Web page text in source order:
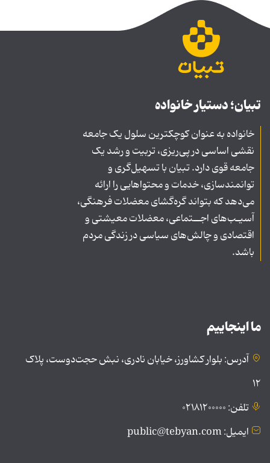
تبیان؛ دستیار خانواده
خانواده به عنوان کوچکترین سلول یک جامعه
نقشی اساسی در پی‌ریزی، تربیت و رشد یک
جامعه قوی دارد. تبیان با تسهیل‌گری و
توانمندسازی، خدمات و محتواهایی را ارائه
می‌دهد که بتواند گره‌گشای معضلات فرهنگی،
آسیـب‌های اجــتماعی، معضلات معیشتی و
اقتصادی و چالش‌های سیاسی در زندگی مردم
باشد.
ما اینجاییم
آدرس: بلوار کشاورز، خیابان نادری، نبش حجت‌دوست، پلاک
۱۲
تلفن: ۰۲۱۸۱۲۰۰۰۰۰
ایمیل: public@tebyan.com